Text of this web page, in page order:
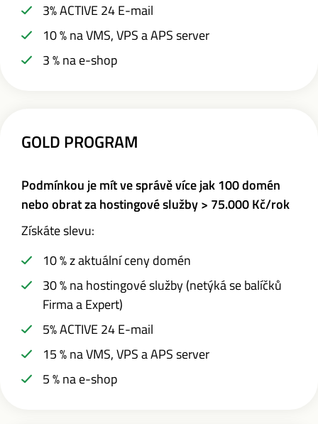
3% ACTIVE 24 E-mail
10 % na VMS, VPS a APS server
3 % na e-shop
GOLD PROGRAM
Podmínkou je mít ve správě více jak 100 domén
neboobrat za hostingové služby > 75.000 Kč/rok
Získáte slevu:
10 % z aktuální ceny domén
30 % na hostingové služby (netýká se balíčků
Firma a Expert)
5% ACTIVE 24 E-mail
15 % na VMS, VPS a APS server
5 % na e-shop